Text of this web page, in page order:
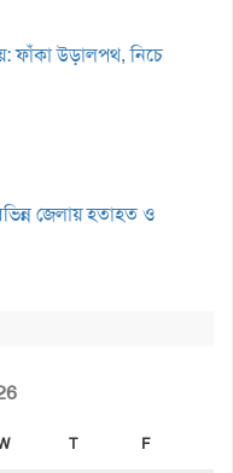
ফাঁকা উড়ালপথ, নিচে
জেলায় হতাহত ও
T F